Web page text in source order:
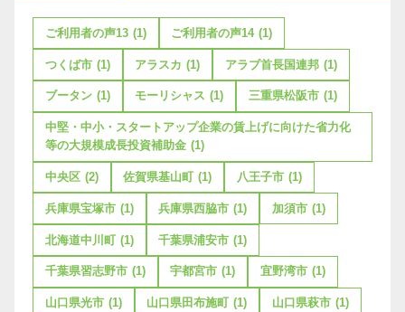
ご利用者の声13 (1) ご利用者の声14 (1)
つくば市 (1) アラスカ (1) アラブ首長国連邦 (1)
ブータン (1) モーリシャス (1) 三重県松阪市 (1)
中堅・中小・スタートアップ企業の賃上げに向けた省力化
等の大規模成長投資補助金 (1)
中央区 (2) 佐賀県基山町 (1) 八王子市 (1)
兵庫県宝塚市 (1) 兵庫県西脇市 (1) 加須市 (1)
北海道中川町 (1) 千葉県浦安市 (1)
千葉県習志野市 (1) 宇都宮市 (1) 宜野湾市 (1)
山口県光市 (1) 山口県田布施町 (1) 山口県萩市 (1)